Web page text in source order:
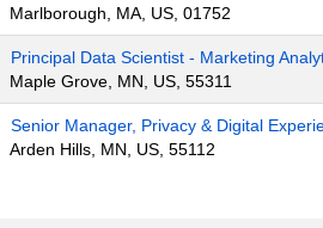
Marlborough, MA, US, 01752
Principal Data Scientist - Marketing
Maple Grove, MN, US, 55311
Senior Manager, Privacy & Digital
Arden Hills, MN, US, 55112